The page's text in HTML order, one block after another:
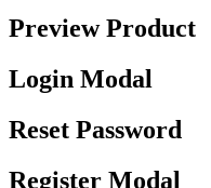
Preview Product
Login Modal
Reset Password
Register Modal